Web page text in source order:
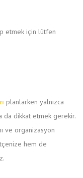
etmek için lütfen
planlarken yalnızca
da dikkat etmek gerekir.
ve organizasyon
hem de